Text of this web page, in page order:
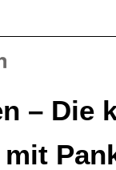
– Die